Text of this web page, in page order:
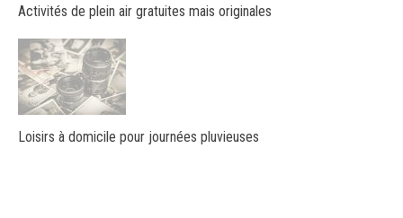
Activités de plein air gratuites mais originales
Loisirs à domicile pour journées pluvieuses